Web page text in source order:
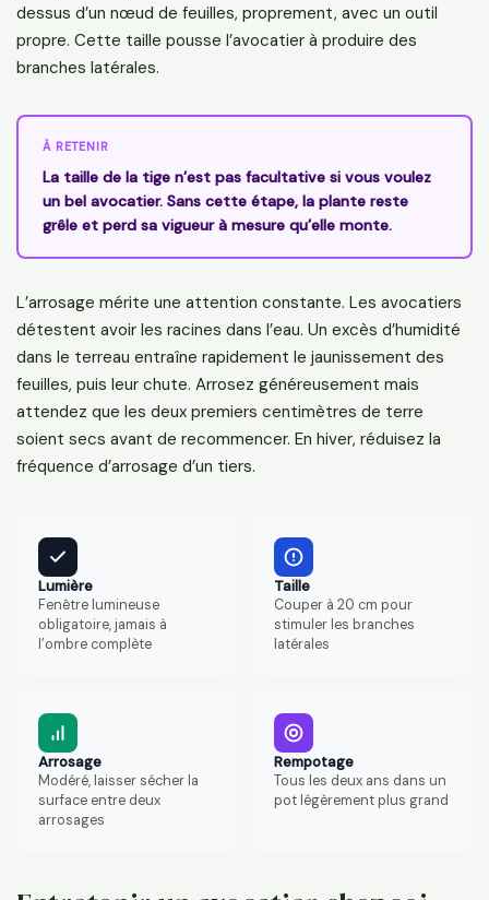
dessus d’un nœud de feuilles, proprement, avec un outil
propre. Cette taille pousse l’avocatier à produire des
branches latérales.
À RETENIR
La taille de la tige n’est pas facultative si vous voulez
un bel avocatier. Sans cette étape, la plante reste
grêle et perd sa vigueur à mesure qu’elle monte.
L’arrosage mérite une attention constante. Les avocatiers
détestent avoir les racines dans l’eau. Un excès d’humidité
dans le terreau entraîne rapidement le jaunissement des
feuilles, puis leur chute. Arrosez généreusement mais
attendez que les deux premiers centimètres de terre
soient secs avant de recommencer. En hiver, réduisez la
fréquence d’arrosage d’un tiers.
Lumière
Fenêtre lumineuse
obligatoire, jamais à
l’ombre complète
Taille
Couper à 20 cm pour
stimuler les branches
latérales
Arrosage
Modéré, laisser sécher la
surface entre deux
arrosages
Rempotage
Tous les deux ans dans un
pot légèrement plus grand